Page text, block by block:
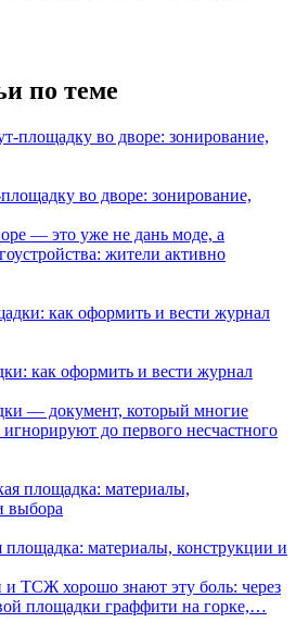
по теме
во дворе: зонирование,
— это уже не дань моде, а
жители активно
как оформить и вести журнал
— документ, который многие
до первого несчастного
площадка: материалы, конструкции и
ТСЖ хорошо знают эту боль: через
площадки граффити на горке,…